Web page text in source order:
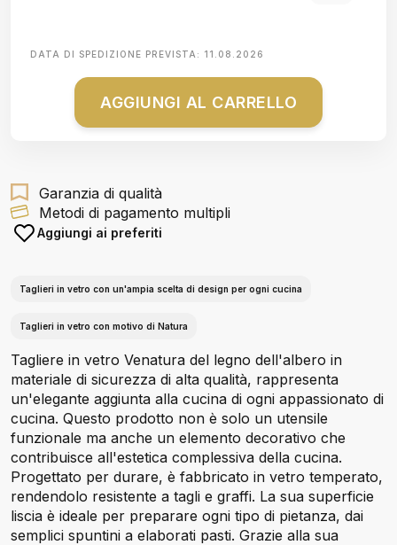
DATA DI SPEDIZIONE PREVISTA: 11.08.2026
AGGIUNGI AL CARRELLO
Garanzia di qualità
Metodi di pagamento multipli
Aggiungi ai preferiti
Taglieri in vetro con un'ampia scelta di design per ogni cucina
Taglieri in vetro con motivo di Natura
Tagliere in vetro Venatura del legno dell'albero in
materiale di sicurezza di alta qualità, rappresenta
un'elegante aggiunta alla cucina di ogni appassionato di
cucina. Questo prodotto non è solo un utensile
funzionale ma anche un elemento decorativo che
contribuisce all'estetica complessiva della cucina.
Progettato per durare, è fabbricato in vetro temperato,
rendendolo resistente a tagli e graffi. La sua superficie
liscia è ideale per preparare ogni tipo di pietanza, dai
semplici spuntini a elaborati pasti. Grazie alla sua